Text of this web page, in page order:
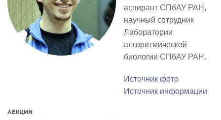
аспирант СПбАУ РАН,
научный сотрудник
Лаборатории
алгоритмической
биологии СПбАУ РАН.
Источник фото
Источник информации
Лекции